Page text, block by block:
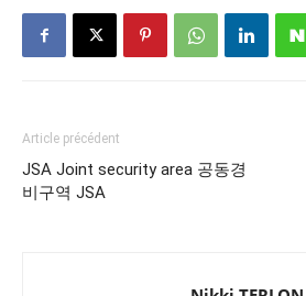
Article précédent
JSA Joint security area 공동경
비구역 JSA